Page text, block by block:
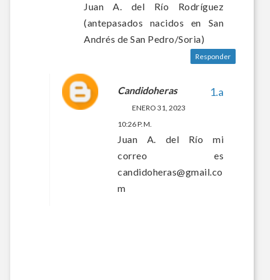
Juan A. del Río Rodríguez
(antepasados nacidos en San
Andrés de San Pedro/Soria)
Responder
Candidoheras
ENERO 31, 2023
10:26 P. M.
Juan A. del Río mi
correo es
candidoheras@gmail.co
m